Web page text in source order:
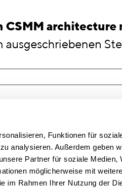
Funktionen für
analysieren. Außerdem geben
Partner für soziale Medien,
möglicherweise mit
im Rahmen Ihrer Nutzung der
CSMM architecture